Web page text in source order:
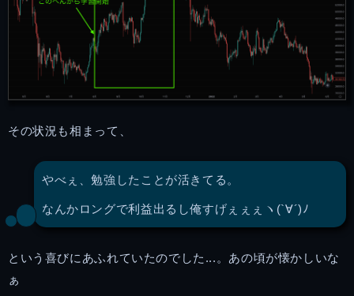
その状況も相まって、
やべぇ、勉強したことが活きてる。
なんかロングで利益出るし俺すげぇぇぇヽ(`∀´)ﾉ
という喜びにあふれていたのでした...。あの頃が懐かしいな
ぁ